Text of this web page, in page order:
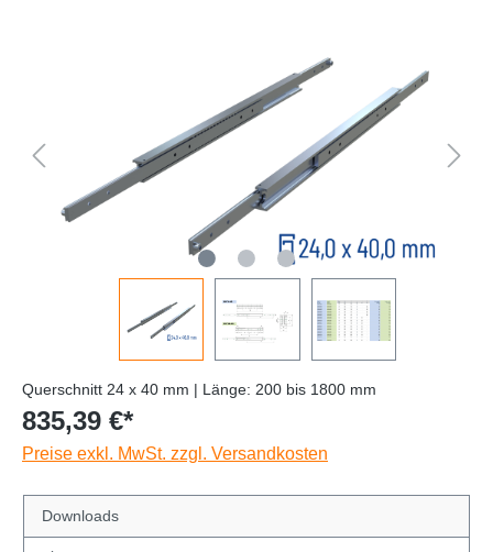
Querschnitt 24 x 40 mm | Länge: 200 bis 1800 mm
835,39 €*
Preise exkl. MwSt. zzgl. Versandkosten
Downloads